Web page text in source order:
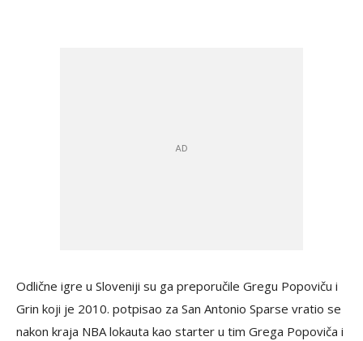
Odlične igre u Sloveniji su ga preporučile Gregu Popoviču i
Grin koji je 2010. potpisao za San Antonio Sparse vratio se
nakon kraja NBA lokauta kao starter u tim Grega Popoviča i